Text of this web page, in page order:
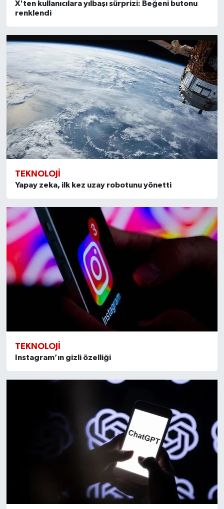
X'ten kullanıcılara yılbaşı sürprizi: Beğeni butonu
renklendi
TEKNOLOJI
Yapay zeka, ilk kez uzay robotunu yönetti
TEKNOLOJI
Instagram’ın gizli özelliği